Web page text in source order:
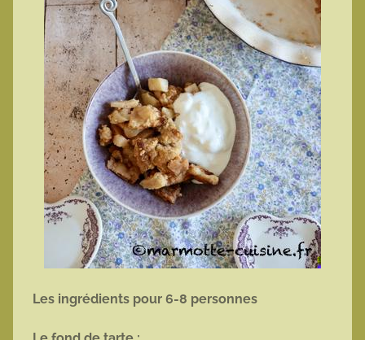
Les ingrédients pour 6-8 personnes